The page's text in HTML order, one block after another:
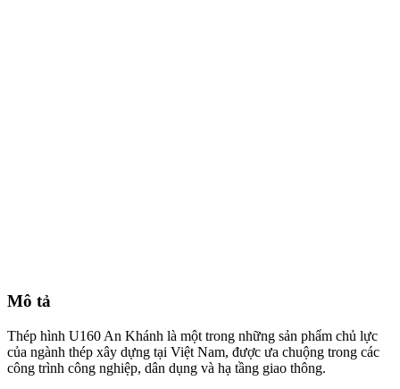
Mô tả
Thép hình U160 An Khánh là một trong những sản phẩm chủ lực
của ngành thép xây dựng tại Việt Nam, được ưa chuộng trong các
công trình công nghiệp, dân dụng và hạ tầng giao thông.